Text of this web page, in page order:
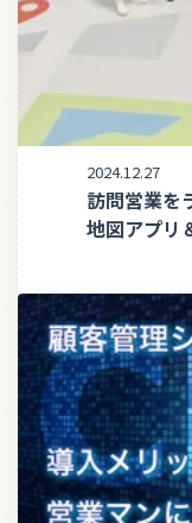
2024.12.27
訪問営業を
地図アプリ